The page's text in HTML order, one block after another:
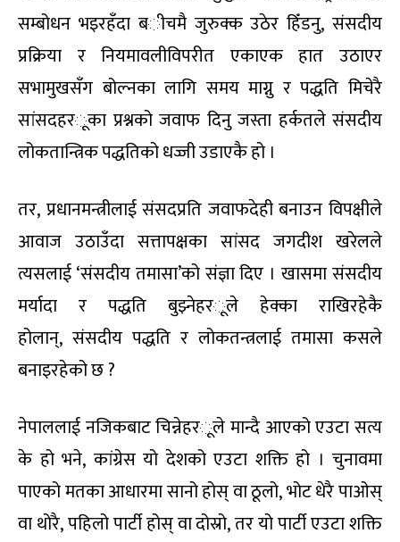
सम्बोधन भइरहँदा बीचमै जुरुक्क उठेर हिँडनु,संसदीय
प्रक्रिया र नियमावलीविपरीत एकाएक हात उठाएर
सभामुखसँग बोल्नका लागि समय माग्नु र पद्धति मिचेरै
सांसदहरूका प्रश्नको जवाफ दिनु जस्ता हर्कतले संसदीय
लोकतान्त्रिक पद्धतिको धज्जी उडाएकै हो ।
तर, प्रधानमन्त्रीलाई संसदप्रति जवाफदेही बनाउन विपक्षीले
आवाज उठाउँदा सत्तापक्षका सांसद जगदीश खरेलले
त्यसलाई ‘संसदीय तमासा’को संज्ञा दिए । खासमा संसदीय
मर्यादा र पद्धति बुझ्नेहरूले हेक्का राखिरहेकै
होलान्, संसदीय पद्धति र लोकतन्त्रलाई तमासा कसले
बनाइरहेको छ?
नेपाललाई नजिकबाट चिन्नेहरूले मान्दै आएको एउटा सत्य
के हो भने, कांग्रेस यो देशको एउटा शक्ति हो । चुनावमा
पाएको मतका आधारमा सानो होस् वा ठूलो,भोट धेरै पाओस्
वा थोरै,पहिलो पार्टी होस् वा दोस्रो,तरयो पार्टी एउटा शक्ति